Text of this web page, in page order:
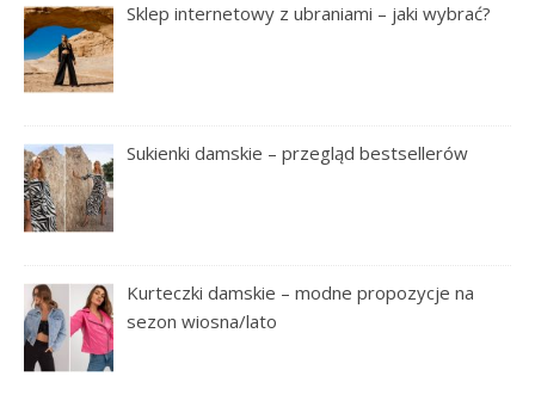
Sklep internetowy z ubraniami – jaki wybrać?
Sukienki damskie – przegląd bestsellerów
Kurteczki damskie – modne propozycje na
sezon wiosna/lato